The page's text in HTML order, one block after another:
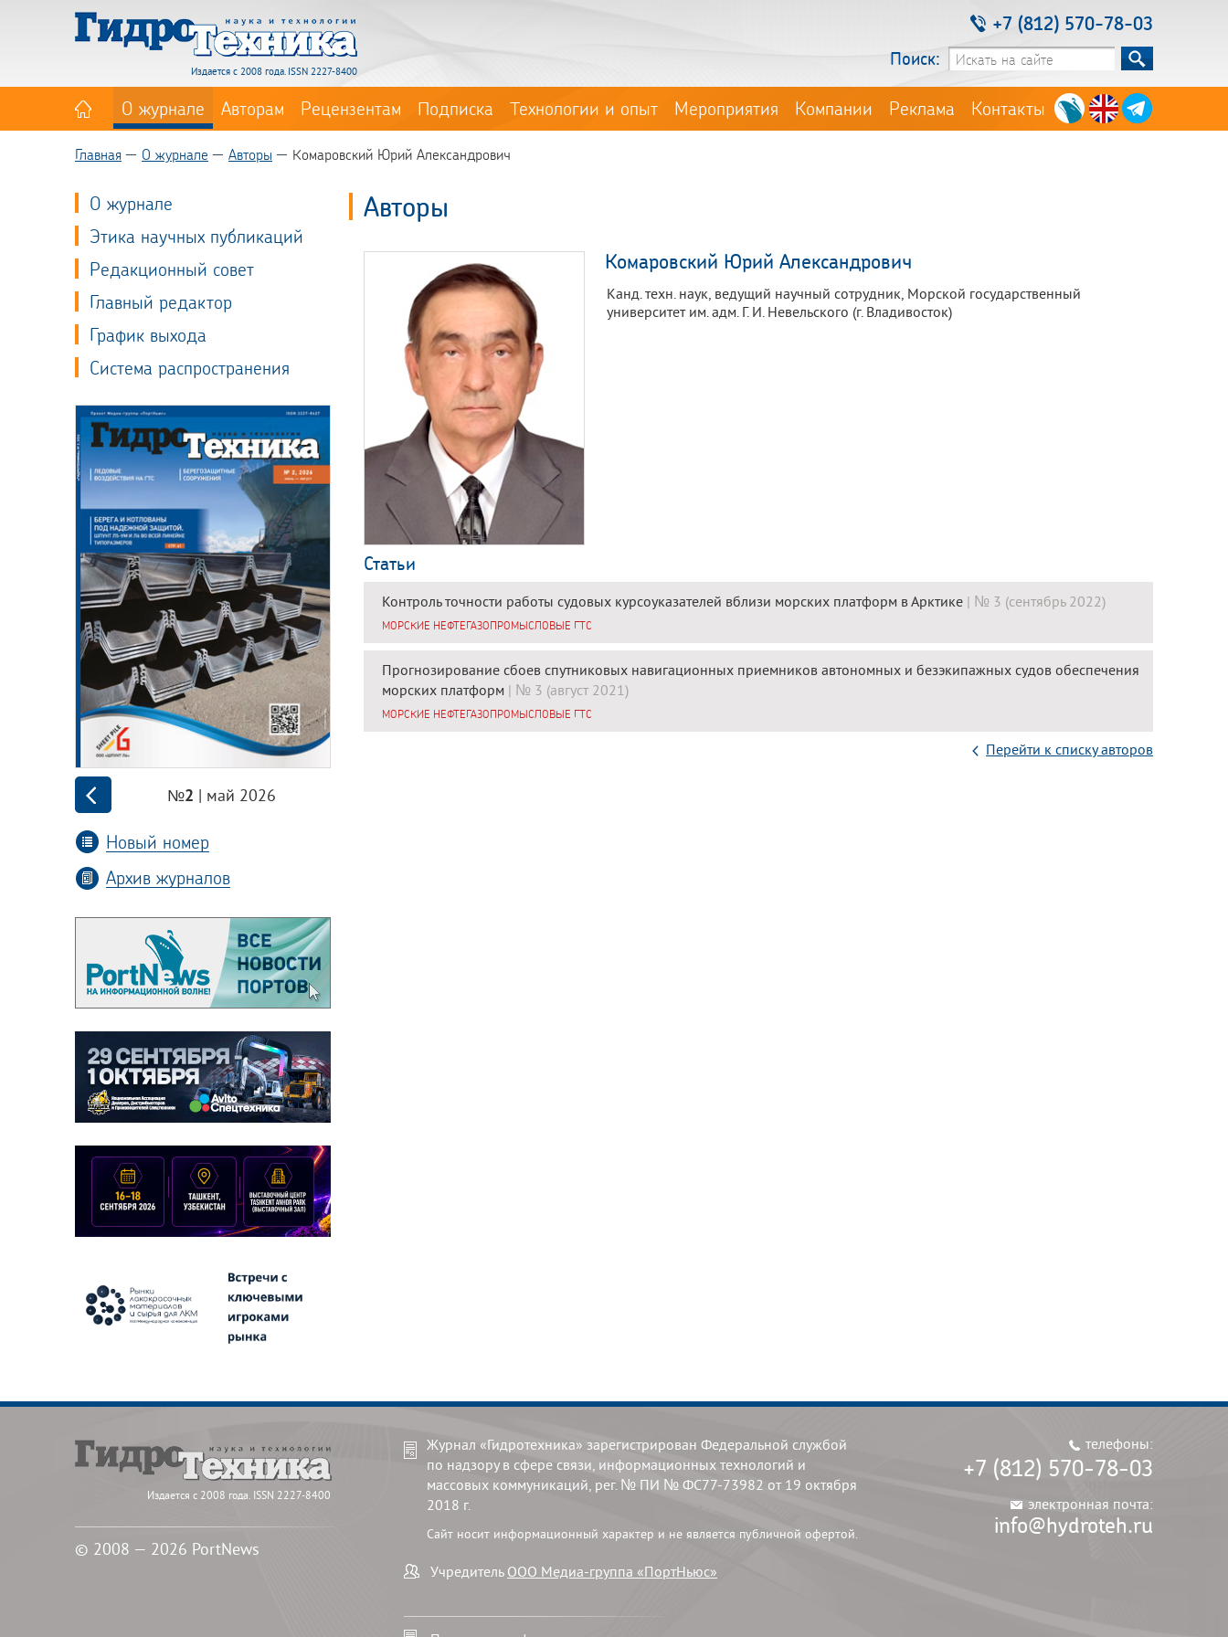
Издается с 2008 года. ISSN 2227-8400
+7 (812) 570-78-03
Поиск:
О журнале Авторам Рецензентам Подписка Технологии и опыт Мероприятия Компании Реклама Контакты
Главная О журнале Авторы Комаровский Юрий Александрович
О журнале
Этика научных публикаций
Редакционный совет
Главный редактор
График выхода
Система распространения
№2 | май 2026
Новый номер
Архив журналов
Авторы
Комаровский Юрий Александрович
Канд. техн. наук, ведущий научный сотрудник, Морской государственный
университет им. адм. Г. И. Невельского (г. Владивосток)
Статьи
Контроль точности работы судовых курсоуказателей вблизи морских платформ в Арктике | № 3 (сентябрь 2022)
МОРСКИЕ НЕФТЕГАЗОПРОМЫСЛОВЫЕ ГТС
Прогнозирование сбоев спутниковых навигационных приемников автономных и безэкипажных судов обеспечения
морских платформ | № 3 (август 2021)
МОРСКИЕ НЕФТЕГАЗОПРОМЫСЛОВЫЕ ГТС
Перейти к списку авторов
Издается с 2008 года. ISSN 2227-8400
© 2008 — 2026 PortNews
Журнал «Гидротехника» зарегистрирован Федеральной службой
по надзору в сфере связи, информационных технологий и
массовых коммуникаций, рег. № ПИ № ФС77-73982 от 19 октября
2018 г.
Сайт носит информационный характер и не является публичной офертой.
Учредитель ООО Медиа-группа «ПортНьюс»
телефоны:
+7 (812) 570-78-03
электронная почта:
info@hydroteh.ru